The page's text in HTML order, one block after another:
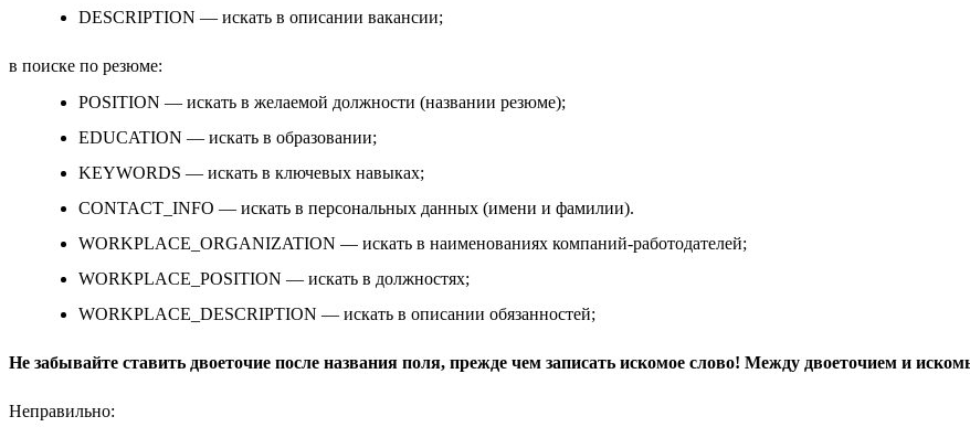
DESCRIPTION — искать в описании вакансии;
в поиске по резюме:
POSITION — искать в желаемой должности (названии резюме);
EDUCATION — искать в образовании;
KEYWORDS — искать в ключевых навыках;
CONTACT_INFO — искать в персональных данных (имени и фамилии).
WORKPLACE_ORGANIZATION — искать в наименованиях компаний-работодателей;
WORKPLACE_POSITION — искать в должностях;
WORKPLACE_DESCRIPTION — искать в описании обязанностей;
Не забывайте ставить двоеточие после названия поля, прежде чем записать искомое слово! Между двоеточием и
Неправильно: